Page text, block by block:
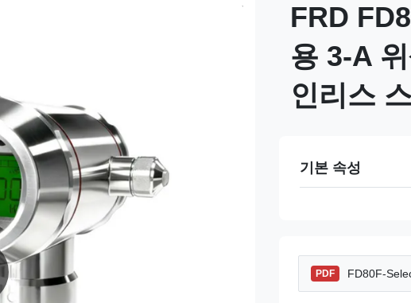
FRD
용 3-A
인리스
기본 속성
PDF FD80F-